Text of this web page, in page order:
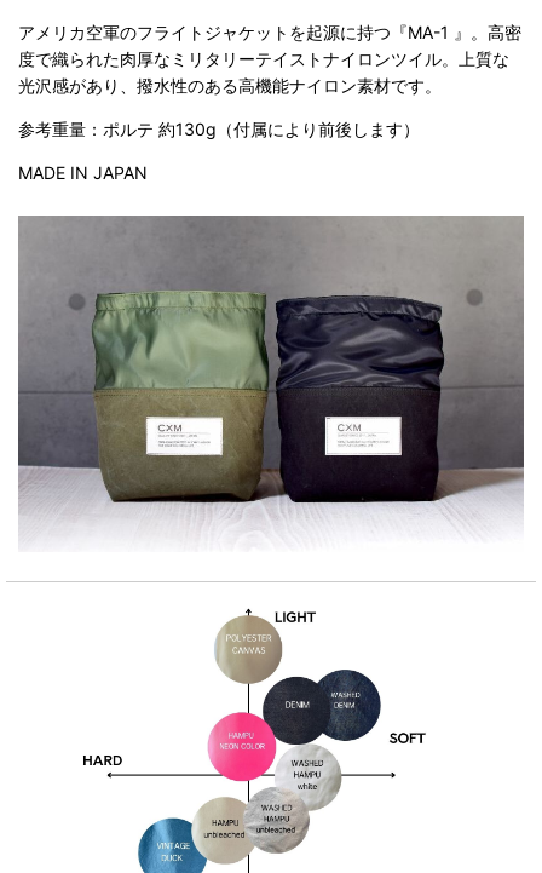
アメリカ空軍のフライトジャケットを起源に持つ『MA-1 』。高密
度で織られた肉厚なミリタリーテイストナイロンツイル。上質な
光沢感があり、撥水性のある高機能ナイロン素材です。
参考重量：ポルテ 約130g（付属により前後します）
MADE IN JAPAN